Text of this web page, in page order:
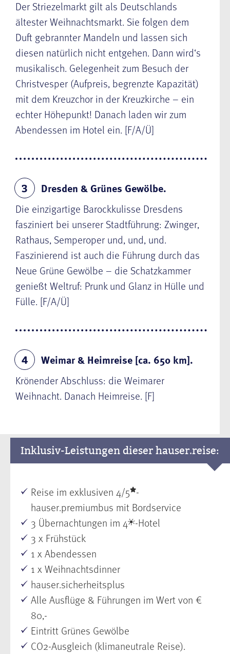
Der Striezelmarkt gilt als Deutschlands
ältester Weihnachtsmarkt. Sie folgen dem
Duft gebrannter Mandeln und lassen sich
diesen natürlich nicht entgehen. Dann wird‘s
musikalisch. Gelegenheit zum Besuch der
Christvesper (Aufpreis, begrenzte Kapazität)
mit dem Kreuzchor in der Kreuzkirche – ein
echter Höhepunkt! Danach laden wir zum
Abendessen im Hotel ein. [F/A/Ü]
3
Dresden & Grünes Gewölbe.
Die einzigartige Barockkulisse Dresdens
fasziniert bei unserer Stadtführung: Zwinger,
Rathaus, Semperoper und, und, und.
Faszinierend ist auch die Führung durch das
Neue Grüne Gewölbe – die Schatzkammer
genießt Weltruf: Prunk und Glanz in Hülle und
Fülle. [F/A/Ü]
4
Weimar & Heimreise [ca. 650 km].
Krönender Abschluss: die Weimarer
Weihnacht. Danach Heimreise. [F]
Inklusiv-Leistungen dieser hauser.reise:
Reise im exklusiven 4/5 -
hauser.premiumbus mit Bordservice
3 Übernachtungen im 4 -Hotel
3 x Frühstück
1 x Abendessen
1 x Weihnachtsdinner
hauser.sicherheitsplus
Alle Ausflüge & Führungen im Wert von €
80,-
Eintritt Grünes Gewölbe
CO2-Ausgleich (klimaneutrale Reise).